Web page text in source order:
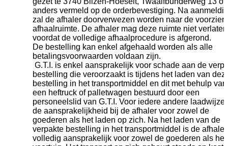
anders vermeld op de orderbevestiging. Na
zal de afhaler doorverwezen worden naar de
afhaalruimte. De afhaler mag deze ruimte niet verlaten
voordat de volledige afhaalprocedure is afgerond.
De bestelling kan enkel afgehaald worden als alle
betalingsvoorwaarden voldaan zijn.
G.T.I. is enkel aansprakelijk voor schade aan de
bestelling die veroorzaakt is tijdens het laden van
bestelling in het transportmiddel en dit met behulp van
een heftruck of palletwagen bestuurd door een
personeelslid van G.T.I. Voor iedere andere laadwijze
de aansprakelijkheid bij de afhaler voor zowel de
goederen als het laden op zich. Na het laden van de
verpakte bestelling in het transportmiddel is de afhaler
volledig aansprakelijk voor zowel de goederen als het